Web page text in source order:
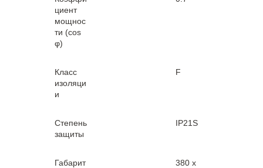
циент
мощнос
ти (cos
φ)
Класс
изоляци
и
F
Степень
защиты
IP21S
Габарит
380 х